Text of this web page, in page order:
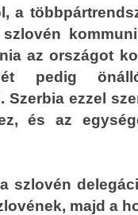
a
az országot
pedig
Szerbia ezzel
és az
szlovén
majd a